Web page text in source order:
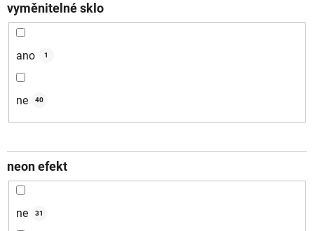
vyměnitelné sklo
ano 1
ne 40
neon efekt
ne 31